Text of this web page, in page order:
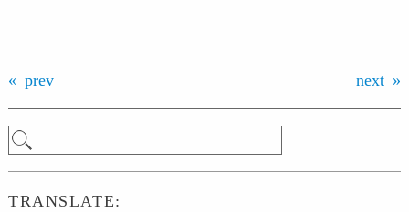
prev next
TRANSLATE: